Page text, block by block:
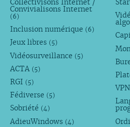
Collectivisons Internet /
Convivialisons Internet
(6)
Inclusion numérique (6)
Jeux libres (5)
Vidéosurveillance (5)
ACTA (5)
RGI (5)
Fédiverse (5)
Sobriété (4)
AdieuWindows (4)
VPN